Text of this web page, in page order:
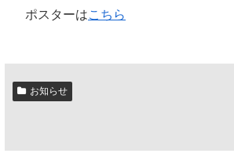
ポスターはこちら
お知らせ